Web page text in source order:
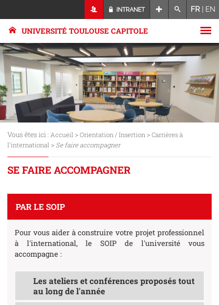
INTRANET FR | EN
UNIVERSITÉ TOULOUSE CAPITOLE
Vous êtes ici : Accueil >Orientation / Insertion >Carrières à
l'international > Se faire accompagner
SE FAIRE ACCOMPAGNER
PAR LE SOIP
Pour vous aider à construire votre projet professionnel
à l'international, le SOIP de l'université vous
accompagne :
Les ateliers et conférences proposés tout
au long de l'année